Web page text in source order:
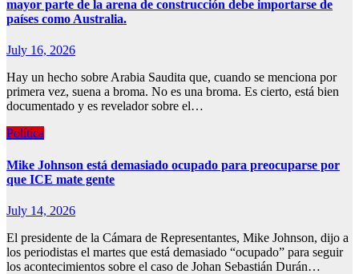
mayor parte de la arena de construcción debe importarse de
países como Australia.
July 16, 2026
Hay un hecho sobre Arabia Saudita que, cuando se menciona por
primera vez, suena a broma. No es una broma. Es cierto, está bien
documentado y es revelador sobre el…
Política
Mike Johnson está demasiado ocupado para preocuparse por
que ICE mate gente
July 14, 2026
El presidente de la Cámara de Representantes, Mike Johnson, dijo a
los periodistas el martes que está demasiado “ocupado” para seguir
los acontecimientos sobre el caso de Johan Sebastián Durán…